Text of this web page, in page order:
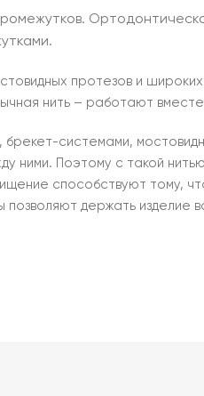
протезов и
нить – работают
системами,
ними. Поэтому с такой
способствуют тому,
держать изделие